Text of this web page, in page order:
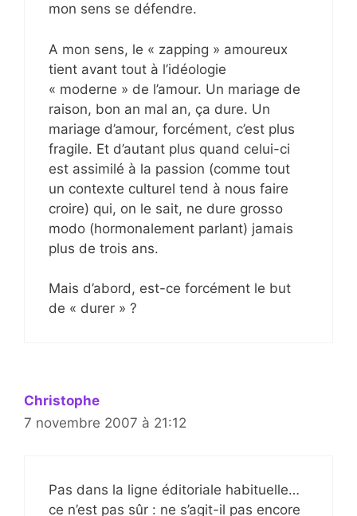
mon sens se défendre.
A mon sens, le « zapping » amoureux
tient avant tout à l’idéologie
« moderne » de l’amour. Un mariage de
raison, bon an mal an, ça dure. Un
mariage d’amour, forcément, c’est plus
fragile. Et d’autant plus quand celui-ci
est assimilé à la passion (comme tout
un contexte culturel tend à nous faire
croire) qui, on le sait, ne dure grosso
modo (hormonalement parlant) jamais
plus de trois ans.
Mais d’abord, est-ce forcément le but
de « durer » ?
Christophe
7 novembre 2007 à 21:12
Pas dans la ligne éditoriale habituelle…
ce n’est pas sûr : ne s’agit-il pas encore